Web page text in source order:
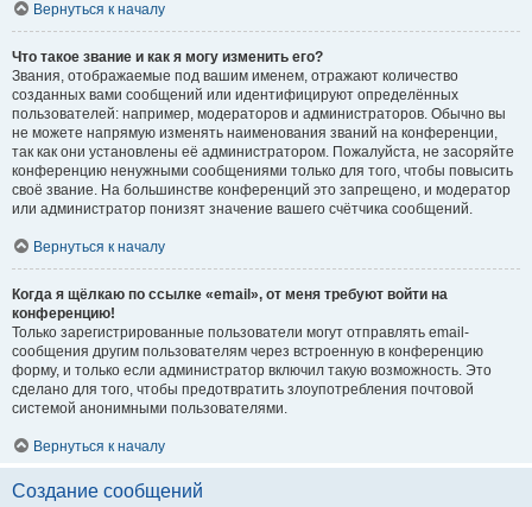
Вернуться к началу
Что такое звание и как я могу изменить его?
Звания, отображаемые под вашим именем, отражают количество
созданных вами сообщений или идентифицируют определённых
пользователей: например, модераторов и администраторов. Обычно вы
не можете напрямую изменять наименования званий на конференции,
так как они установлены её администратором. Пожалуйста, не засоряйте
конференцию ненужными сообщениями только для того, чтобы повысить
своё звание. На большинстве конференций это запрещено, и модератор
или администратор понизят значение вашего счётчика сообщений.
Вернуться к началу
Когда я щёлкаю по ссылке «email», от меня требуют войти на
конференцию!
Только зарегистрированные пользователи могут отправлять email-
сообщения другим пользователям через встроенную в конференцию
форму, и только если администратор включил такую возможность. Это
сделано для того, чтобы предотвратить злоупотребления почтовой
системой анонимными пользователями.
Вернуться к началу
Создание сообщений